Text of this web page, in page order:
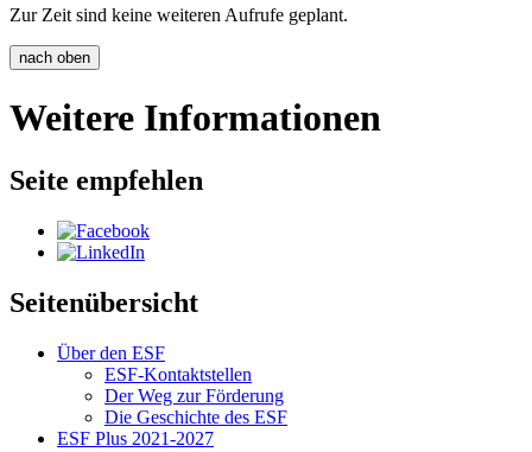
Zur Zeit sind keine weiteren Aufrufe geplant.
nach oben
Weitere Informationen
Seite empfehlen
Seitenübersicht
Über den ESF
ESF-Kon­takt­stel­len
Der Weg zur För­de­rung
Die Ge­schich­te des ESF
ESF Plus 2021-2027